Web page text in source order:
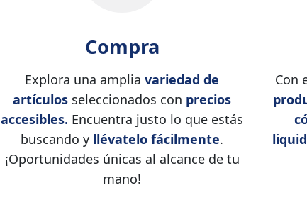
Compra
Explora una amplia variedad de
artículos seleccionados con precios
accesibles. Encuentra justo lo que estás
buscando y llévatelo fácilmente.
¡Oportunidades únicas al alcance de tu
mano!
Con